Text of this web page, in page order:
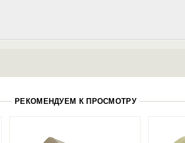
РЕКОМЕНДУЕМ К ПРОСМОТРУ